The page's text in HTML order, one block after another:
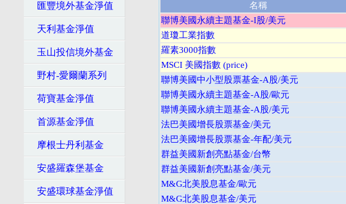
匯豐境外基金淨值
天利基金淨值
玉山投信境外基金
野村-愛爾蘭系列
荷寶基金淨值
首源基金淨值
摩根士丹利基金
安盛羅森堡基金
安盛環球基金淨值
名稱
聯博美國永續主題基金-I股/美元
道瓊工業指數
羅素3000指數
MSCI 美國指數 (price)
聯博美國中小型股票基金-A股/美元
聯博美國永續主題基金-A股/歐元
聯博美國永續主題基金-A股/美元
法巴美國增長股票基金/美元
法巴美國增長股票基金-年配/美元
群益美國新創亮點基金/台幣
群益美國新創亮點基金/美元
M&G北美股息基金/歐元
M&G北美股息基金/美元